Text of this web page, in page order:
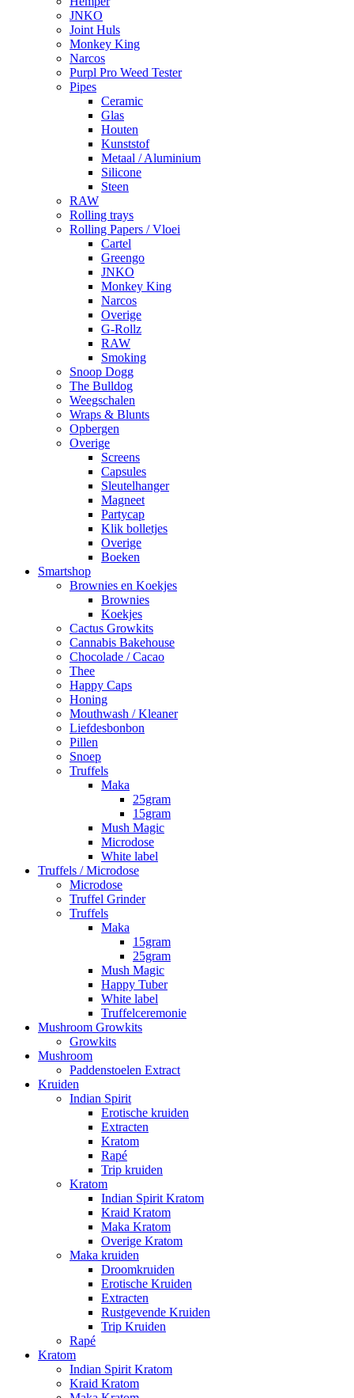
JNKO
Joint Huls
Monkey King
Narcos
Purpl Pro Weed Tester
Pipes
Ceramic
Glas
Houten
Kunststof
Metaal / Aluminium
Silicone
Steen
RAW
Rolling trays
Rolling Papers / Vloei
Cartel
Greengo
JNKO
Monkey King
Narcos
Overige
G-Rollz
RAW
Smoking
Snoop Dogg
The Bulldog
Weegschalen
Wraps & Blunts
Opbergen
Overige
Screens
Capsules
Sleutelhanger
Magneet
Partycap
Klik bolletjes
Overige
Boeken
Smartshop
Brownies en Koekjes
Brownies
Koekjes
Cactus Growkits
Cannabis Bakehouse
Chocolade / Cacao
Thee
Happy Caps
Honing
Mouthwash / Kleaner
Liefdesbonbon
Pillen
Snoep
Truffels
Maka
25gram
15gram
Mush Magic
Microdose
White label
Truffels / Microdose
Microdose
Truffel Grinder
Truffels
Maka
15gram
25gram
Mush Magic
Happy Tuber
White label
Truffelceremonie
Mushroom Growkits
Growkits
Mushroom
Paddenstoelen Extract
Kruiden
Indian Spirit
Erotische kruiden
Extracten
Kratom
Rapé
Trip kruiden
Kratom
Indian Spirit Kratom
Kraid Kratom
Maka Kratom
Overige Kratom
Maka kruiden
Droomkruiden
Erotische Kruiden
Extracten
Rustgevende Kruiden
Trip Kruiden
Rapé
Kratom
Indian Spirit Kratom
Kraid Kratom